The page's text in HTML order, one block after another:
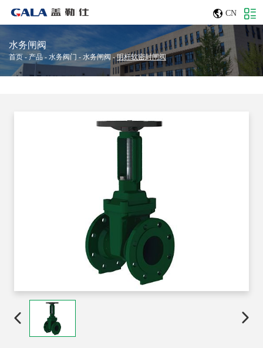
CN
水务闸阀
首页-产品 - 水务阀门 - 水务闸阀 -明杆软密封闸阀